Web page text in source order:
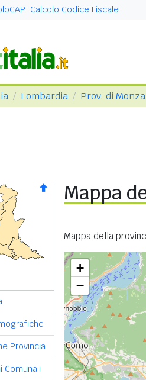
Calcolo Codice Fiscale
Lombardia Prov. di
Provincia
Comunali
Mappa
Mappa della
+
−